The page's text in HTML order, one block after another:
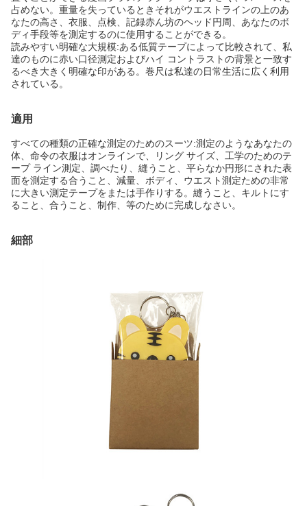
占めない。重量を失っているときそれがウエストラインの上のあ
なたの高さ、衣服、点検、記録赤ん坊のヘッド円周、あなたのボ
ディ手段等を測定するのに使用することができる。
読みやすい明確な大規模:ある低質テープによって比較されて、私
達のものに赤い口径測定およびハイ コントラストの背景と一致す
るべき大きく明確な印がある。巻尺は私達の日常生活に広く利用
されている。
適用
すべての種類の正確な測定のためのスーツ:測定のようなあなたの
体、命令の衣服はオンラインで、リング サイズ、工学のためのテ
ープ ライン測定、調べたり、縫うこと、平らなか円形にされた表
面を測定する合うこと、減量、ボディ、ウエスト測定ための非常
に大きい測定テープをまたは手作りする。縫うこと、キルトにす
ること、合うこと、制作、等のために完成しなさい。
細部